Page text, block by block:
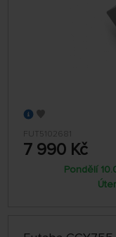
FUT5102681
7 990 Kč
Pondělí